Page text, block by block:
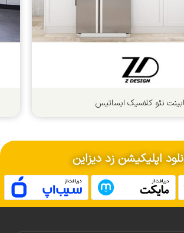
نئو کلاسیک ایساتیس
اپلیکیشن زد دیزاین